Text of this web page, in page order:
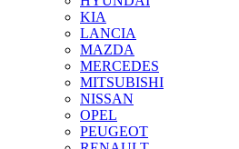
KIA
LANCIA
MAZDA
MERCEDES
MITSUBISHI
NISSAN
OPEL
PEUGEOT